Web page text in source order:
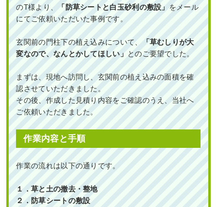
のT様より、
「防草シートと白玉砂利の敷設」
をメール
にてご依頼いただいた事例です。
玄関前の門柱下の植え込みについて、
「草むしりが大
変なので、なんとかしてほしい」 とのご要望でした。
まずは、現地へ訪問し、玄関前の植え込みの面積を確
認させていただきました。
その後、作成した見積り内容をご確認のうえ、当社へ
ご依頼いただきました。
作業内容と手順
作業の流れは以下の通りです。
１．草と土の撤去・整地
２．防草シートの敷設